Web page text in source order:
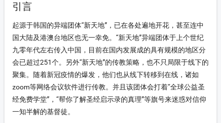
4
fupinjiuzhu
引言
起源于韩国的异端团体“新天地”，已在各处遍地开花，甚至连中
国大陆及港澳台地区也无一幸免。“新天地”异端团体于上个世纪
九零年代左右传入中国，目前在国内发展成的具有规模的地区分
会已超过251个。另外“新天地”的传教策略，也不只局限于线下的
聚集。随着新冠疫情的爆发，他们也从线下转移到在线，诸如
zoom等网络会议软件进行传教。并且该团体会打着“全球公益圣
经免费学堂”，“帮你了解圣经启示录的真理”等旗号来迷惑对信仰
一知半解的基督徒。